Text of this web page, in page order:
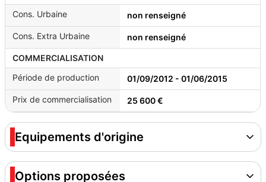
Cons. Urbaine
non renseigné
Cons. Extra Urbaine non renseigné
COMMERCIALISATION
Période de production
01/09/2012 - 01/06/2015
Prix de commercialisation 25 600 €
Equipements d'origine
Options proposées